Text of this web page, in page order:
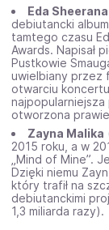
Eda Sheerana
debiutancki
tamtego czasu
Awards. Napisał
Pustkowie
uwielbiany przez
otwarciu
najpopularniejsza
otworzona
Zayna Malika
2015 roku, a w
„Mind of Mine”.
Dzięki niemu
który trafił na
debiutanckimi
1,3 miliarda razy).